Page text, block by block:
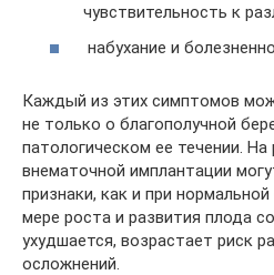
чувствительность к
набухание и
Каждый из этих симптомов
не только о благополучной
патологическом ее течении. На
внематочной имплантации
признаки, как и при
мере роста и развития плода
ухудшается, возрастает риск
осложнений.